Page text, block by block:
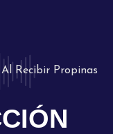
Recibir Propinas